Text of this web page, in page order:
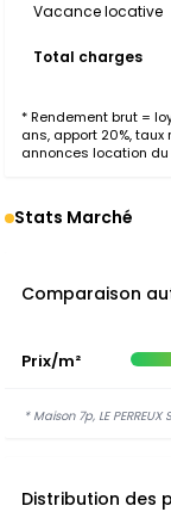
Vacance locative
Total charges
* Rendement brut =
ans, apport 20%,
annonces location
Stats Marché
Comparaison
Prix/m²
* Maison 7p, LE
Distribution des